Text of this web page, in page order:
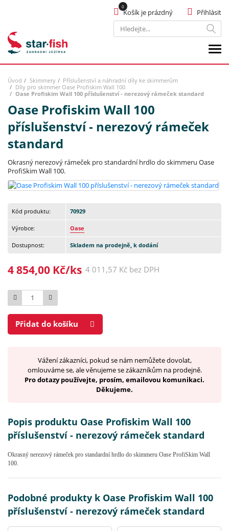
Hledat
Přihlásit
Košík je prázdný
Úvod Skimmery
Příslušenství a náhradní díly ke skimmerům
Díly pro skimmer Oase Profiskim Wall 100
Oase Profiskim Wall 100 příslušenství - nerezový rámeček standard
Oase Profiskim Wall 100
příslušenství - nerezový rámeček
standard
Okrasný nerezový rámeček pro standardní hrdlo do skimmeru Oase
ProfiSkim Wall 100.
Kód produktu: 70929
Výrobce: Oase
Dostupnost: Skladem na prodejně, k dodání
4 854,00 Kč/ks 4 011,57 Kč bez DPH
Počet
Přidat do košíku
Vážení zákazníci, pokud se nám nemůžete dovolat,
omlouváme se, ale věnujeme se zákazníkům na prodejně.
Pro dotazy používejte, prosím, emailovou komunikaci.
Děkujeme.
Popis produktu Oase Profiskim Wall 100
příslušenství - nerezový rámeček standard
Okrasný nerezový rámeček pro standardní hrdlo do skimmeru Oase ProfiSkim Wall
100.
Podobné produkty k Oase Profiskim Wall 100
příslušenství - nerezový rámeček standard